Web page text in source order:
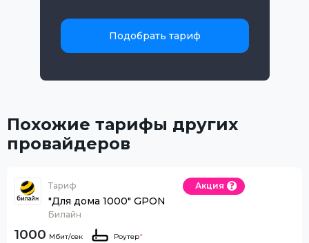
Подобрать тариф
Похожие тарифы других
провайдеров
Тариф
"Для дома 1000" GPON
Билайн
Акция
1000 Роутер*